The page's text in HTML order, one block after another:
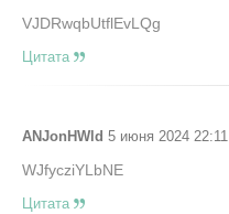
VJDRwqbUtflEvLQg
Цитата
ANJonHWld 5 июня 2024 22:11
WJfycziYLbNE
Цитата